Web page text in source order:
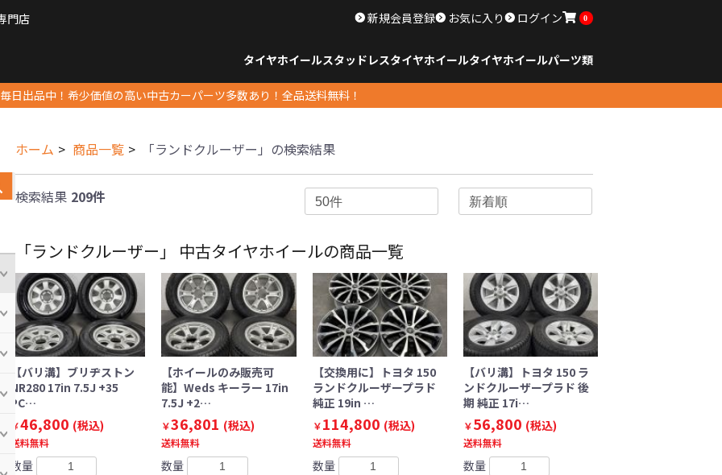
門店 新規会員登録 お気に入り ログイン 0
タイヤホイールスタッドレスタイヤホイールタイヤホイールパーツ類
毎日出品中！希少価値の高い中古カーパーツ多数あり！全品送料無料！
ホーム 商品一覧 「ランドクルーザー」の検索結果
検索結果 209件
「ランドクルーザー」 中古タイヤホイールの商品一覧
【バリ溝】ブリヂストン
NR280 17in 7.5J +35
PC…
￥46,800 (税込)
送料無料
数量
【ホイールのみ販売可
能】Weds キーラー 17in
7.5J +2…
￥36,801 (税込)
送料無料
数量
【交換用に】トヨタ 150
ランドクルーザープラド
純正 19in …
￥114,800 (税込)
送料無料
数量
【バリ溝】トヨタ 150 ラ
ンドクルーザープラド 後
期 純正 17i…
￥56,800 (税込)
送料無料
数量